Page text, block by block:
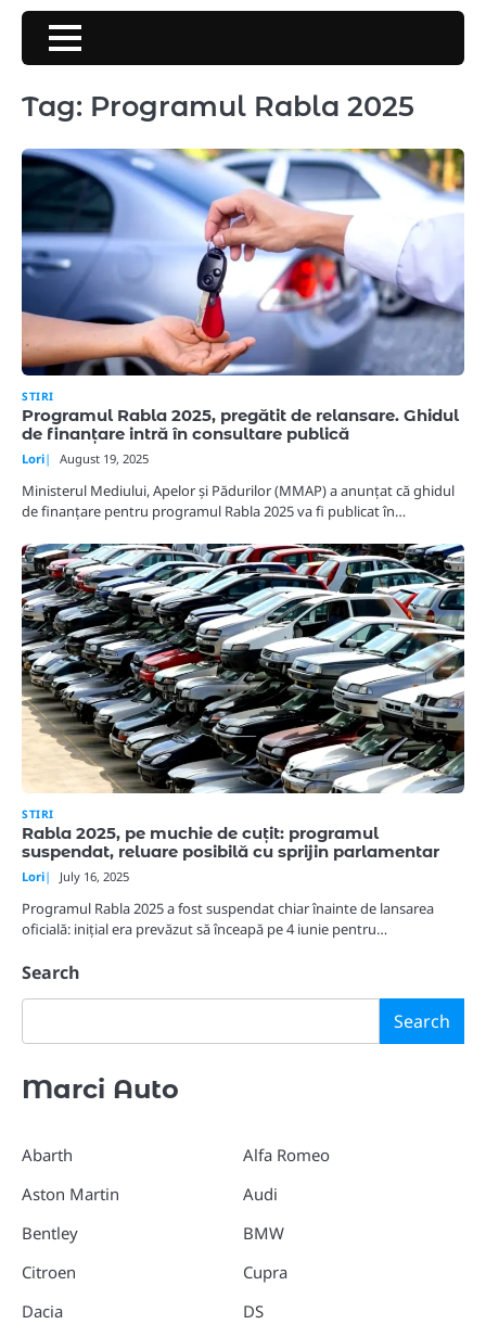
Skip
content
Tag: Programul Rabla 2025
STIRI
Programul Rabla 2025, pregătit de relansare. Ghidul
de finanțare intră în consultare publică
Lori August 19, 2025
Ministerul Mediului, Apelor și Pădurilor (MMAP) a anunțat că ghidul
de finanțare pentru programul Rabla 2025 va fi publicat în…
STIRI
Rabla 2025, pe muchie de cuțit: programul
suspendat, reluare posibilă cu sprijin parlamentar
Lori July 16, 2025
Programul Rabla 2025 a fost suspendat chiar înainte de lansarea
oficială: inițial era prevăzut să înceapă pe 4 iunie pentru…
Search
Search
Marci Auto
Abarth
Aston Martin
Bentley
Citroen
Dacia
Alfa Romeo
Audi
BMW
Cupra
DS